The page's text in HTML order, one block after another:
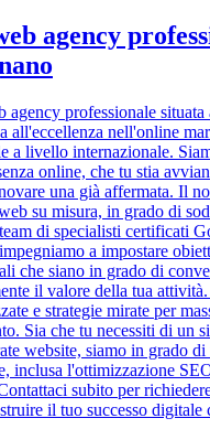
agency
agency professionale situata
all'eccellenza nell'online
a livello internazionale.
online, che tu stia
una già affermata. Il
su misura, in grado di
di specialisti certificati
a impostare
che siano in grado di
il valore della tua
e strategie mirate per
Sia che tu necessiti di un
website, siamo in grado
inclusa l'ottimizzazione
subito per
il tuo successo